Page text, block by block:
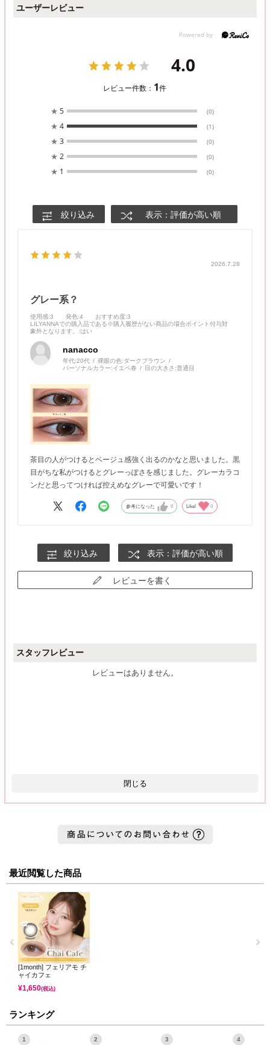
ユーザーレビュー
4.0
レビュー件数： 1件
★ 5 (0)
★ 4 (1)
★ 3 (0)
★ 2 (0)
★ 1 (0)
絞り込み 表示：評価が高い順
2026.7.28
グレー系？
使用感:3 発色:4 おすすめ度:3
LILYANNAでの購入品である※購入履歴がない商品の場合ポイント付与対
象外となります。
:はい
nanacco
年代:20代 裸眼の色:ダークブラウン
パーソナルカラー:イエベ春 目の大きさ:普通目
茶目の人がつけるとベージュ感強く出るのかなと思いました。黒
目がちな私がつけるとグレーっぽさを感じました。グレーカラコ
ンだと思ってつければ控えめなグレーで可愛いです！
参考になった 0 Like! 0
絞り込み 表示：評価が高い順
レビューを書く
スタッフレビュー
レビューはありません。
閉じる
最近閲覧した商品
[1month] フェリアモ チ
ャイカフェ
¥1,650(税込)
ランキング
1 2 3 4